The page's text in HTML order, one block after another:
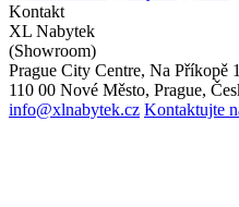
Kontakt
XL Nabytek
(Showroom)
Prague City Centre, Na Příkopě
110 00 Nové Město, Prague,
info@xlnabytek.cz Kontaktujte